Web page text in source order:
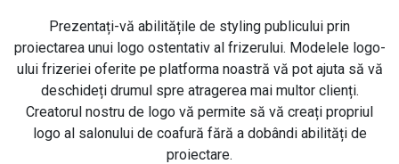
Prezentați-vă abilitățile de styling publicului prin
proiectarea unui logo ostentativ al frizerului. Modelele logo-
ului frizeriei oferite pe platforma noastră vă pot ajuta să vă
deschideți drumul spre atragerea mai multor clienți.
Creatorul nostru de logo vă permite să vă creați propriul
logo al salonului de coafură fără a dobândi abilități de
proiectare.